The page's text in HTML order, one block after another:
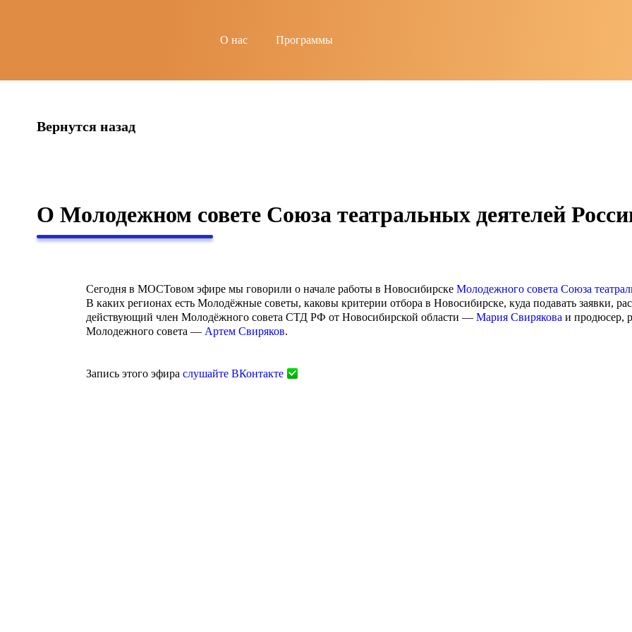
О нас Программы
Вернутся назад
О Молодежном совете Союза театральных деятелей
Сегодня в МОСТовом эфире мы говорили о начале работы в Новосибирске Молодежного совета Союза
В каких регионах есть Молодёжные советы, каковы критерии отбора в Новосибирске, куда подавать заявки,
действующий член Молодёжного совета СТД РФ от Новосибирской области — Мария Свирякова и продюсер,
Молодежного совета — Артем Свиряков.
Запись этого эфира слушайте ВКонтакте